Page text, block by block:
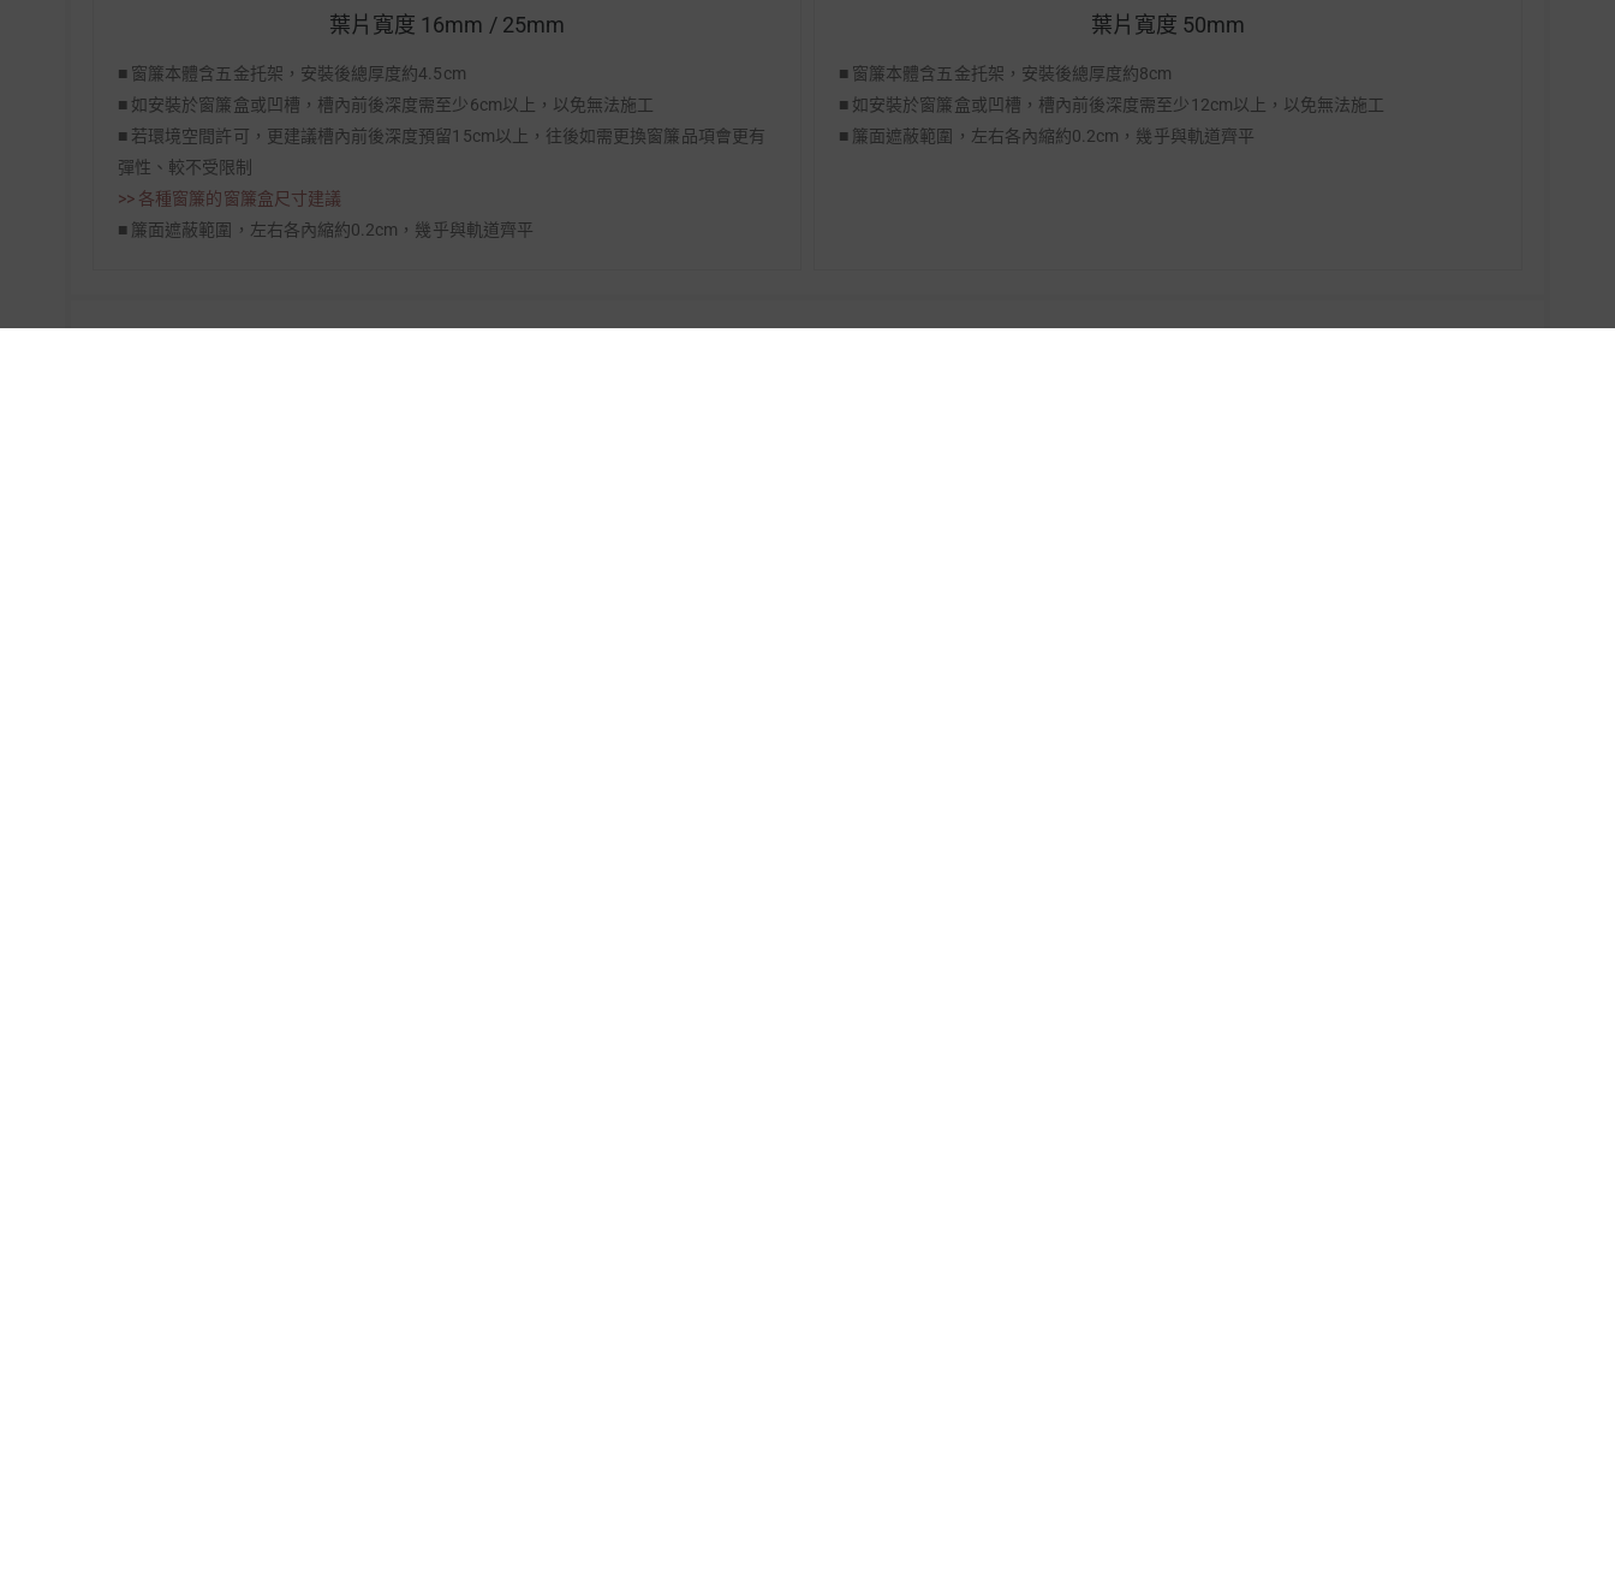
葉片寬度 16mm / 25mm
■ 窗簾本體含五金托架，安裝後總厚度約4.5cm
■ 如安裝於窗簾盒或凹槽，槽內前後深度需至少6cm以上，以免無法施工
■ 若環境空間許可，更建議槽內前後深度預留15cm以上，往後如需更換窗簾品項會更有
彈性、較不受限制
>> 各種窗簾的窗簾盒尺寸建議
■ 簾面遮蔽範圍，左右各內縮約0.2cm，幾乎與軌道齊平
葉片寬度 50mm
■ 窗簾本體含五金托架，安裝後總厚度約8cm
■ 如安裝於窗簾盒或凹槽，槽內前後深度需至少12cm以上，以免無法施工
■ 簾面遮蔽範圍，左右各內縮約0.2cm，幾乎與軌道齊平